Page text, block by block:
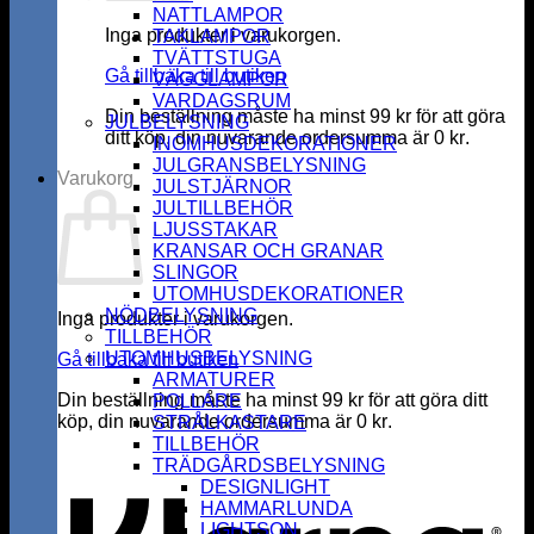
Inga produkter i varukorgen.
Gå tillbaka till butiken
Din beställning måste ha minst99 kr för att göra
ditt köp, din nuvarande ordersumma är 0 kr.
Varukorg
Inga produkter i varukorgen.
Gå tillbaka till butiken
Din beställning måste ha minst99 kr för att göra ditt
köp, din nuvarande ordersumma är 0 kr.
NATTLAMPOR
TAKLAMPOR
TVÄTTSTUGA
VÄGGLAMPOR
VARDAGSRUM
JULBELYSNING
INOMHUSDEKORATIONER
JULGRANSBELYSNING
JULSTJÄRNOR
JULTILLBEHÖR
LJUSSTAKAR
KRANSAR OCH GRANAR
SLINGOR
UTOMHUSDEKORATIONER
NÖDBELYSNING
TILLBEHÖR
UTOMHUSBELYSNING
ARMATURER
POLLARE
STRÅLKASTARE
TILLBEHÖR
TRÄDGÅRDSBELYSNING
DESIGNLIGHT
HAMMARLUNDA
LIGHTSON